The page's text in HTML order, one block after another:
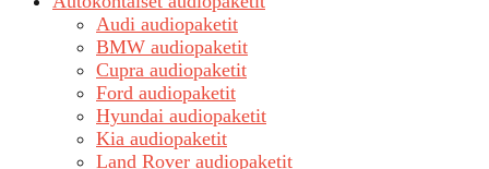
Audi audiopaketit
BMW audiopaketit
Cupra audiopaketit
Ford audiopaketit
Hyundai audiopaketit
Kia audiopaketit
Land Rover audiopaketit